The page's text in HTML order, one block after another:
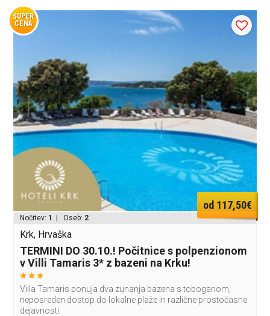
SUPER
CENA
od 117,50€
Nočitev: 1 | Oseb: 2
Krk, Hrvaška
TERMINI DO 30.10.! Počitnice s polpenzionom
v Villi Tamaris 3* z bazeni na Krku!
Villa Tamaris ponuja dva zunanja bazena s toboganom,
neposreden dostop do lokalne plaže in različne prostočasne
dejavnosti.